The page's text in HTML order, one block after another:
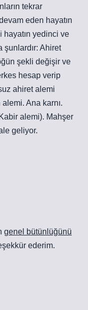
tekrar
eden hayatın
hayatın yedinci ve
şunlardır: Ahiret
şekli değişir ve
hesap verip
ahiret alemi
Ana karnı.
alemi). Mahşer
geliyor.
genel bütünlüğünü
ederim.